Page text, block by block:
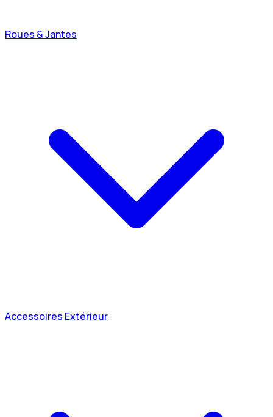
Roues & Jantes
Accessoires Extérieur